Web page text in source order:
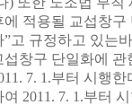
에 적용될 교섭창구
”고 규정하고 있는
섭창구 단일화에
7. 1.부터 시행
여 2011. 7. 1.부터